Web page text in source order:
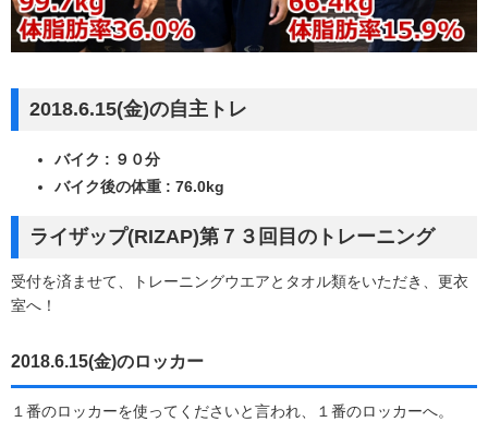
2018.6.15(金)の自主トレ
バイク : ９０分
バイク後の体重 : 76.0kg
ライザップ(RIZAP)第７３回目のトレーニング
受付を済ませて、トレーニングウエアとタオル類をいただき、更衣
室へ！
2018.6.15(金)のロッカー
１番のロッカーを使ってくださいと言われ、１番のロッカーへ。